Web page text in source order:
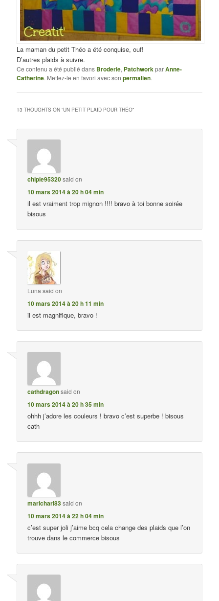
La maman du petit Théo a été conquise, ouf!
D’autres plaids à suivre.
Ce contenu a été publié dans Broderie, PatchworkparAnne-
Catherine. Mettez-le en favori avec sonpermalien.
13 THOUGHTS ON “UN PETIT PLAID POUR THÉO”
chipie95320said on
10 mars 2014 à 20 h 04 min
il est vraiment trop mignon !!!! bravo à toi bonne soirée
bisous
Luna said on
10 mars 2014 à 20 h 11 min
il est magnifique, bravo !
cathdragonsaid on
10 mars 2014 à 20 h 35 min
ohhh j’adore les couleurs ! bravo c’est superbe ! bisous
cath
maricharl83said on
10 mars 2014 à 22 h 04 min
c’est super joli j’aime bcq cela change des plaids que l’on
trouve dans le commerce bisous